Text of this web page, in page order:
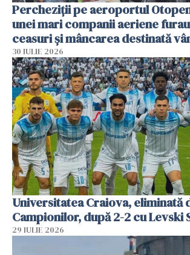
Percheziții pe aeroportul
unei mari companii aeriene
ceasuri și mâncarea destinată
30 IULIE 2026
Universitatea Craiova, eliminată
Campionilor, după 2-2 cu Levski
29 IULIE 2026